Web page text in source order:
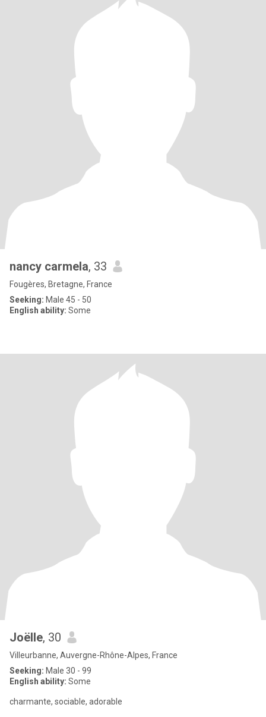
nancy carmela, 33
Fougères, Bretagne, France
Seeking: Male 45 - 50
English ability: Some
Joëlle, 30
Villeurbanne, Auvergne-Rhône-Alpes, France
Seeking: Male 30 - 99
English ability: Some
charmante, sociable, adorable